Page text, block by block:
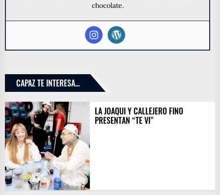
chocolate.
CAPAZ TE INTERESA...
LA JOAQUI Y CALLEJERO FINO
PRESENTAN “TE VI”